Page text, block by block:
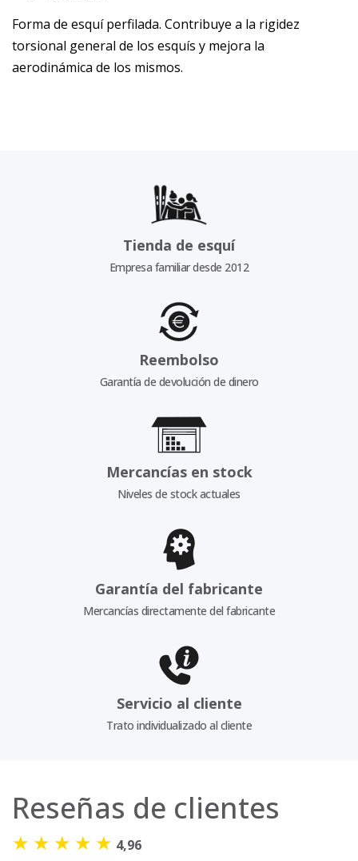
Forma de esquí perfilada. Contribuye a la rigidez
torsional general de los esquís y mejora la
aerodinámica de los mismos.
Tienda de esquí
Empresa familiar desde 2012
Reembolso
Garantía de devolución de dinero
Mercancías en stock
Niveles de stock actuales
Garantía del fabricante
Mercancías directamente del fabricante
Servicio al cliente
Trato individualizado al cliente
Reseñas de clientes
★ ★ ★ ★ ★ 4,96